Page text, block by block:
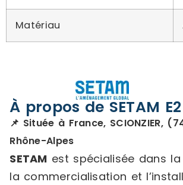
Matériau
À propos de SETAM E2
📌 Située à France, SCIONZIER,
Rhône-Alpes
SETAM est spécialisée dans
la commercialisation et